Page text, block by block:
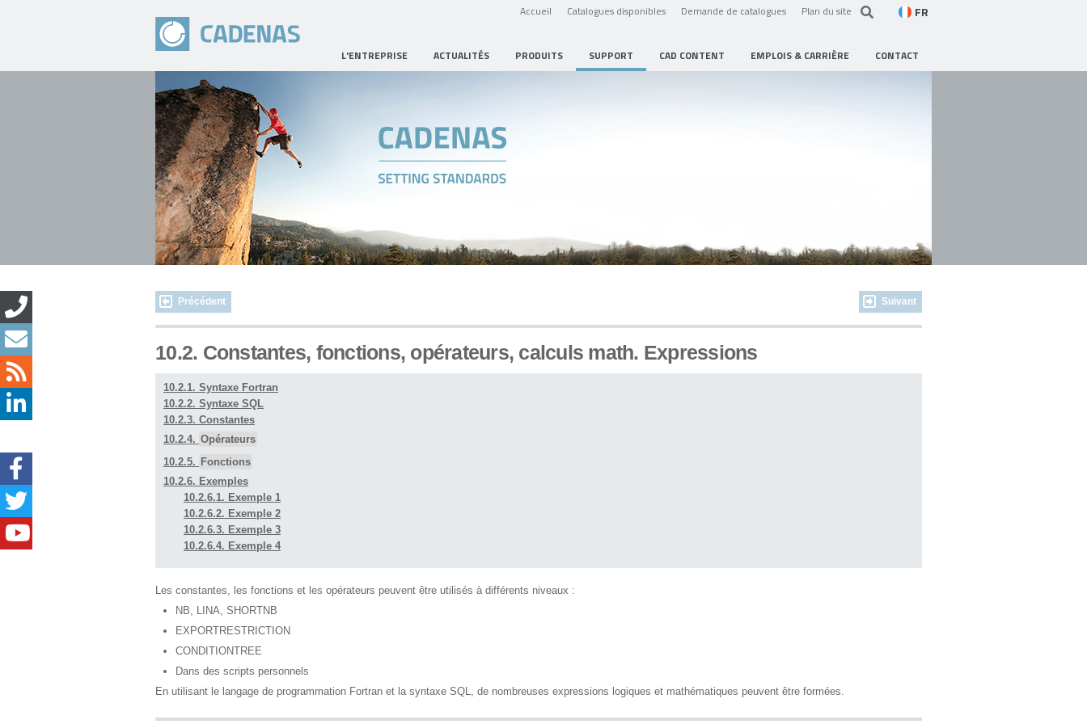
Accueil Catalogues disponibles Demande de catalogues Plan du site FR
L'ENTREPRISE ACTUALITÉS PRODUITS SUPPORT CAD CONTENT EMPLOIS & CARRIÈRE CONTACT
Précédent Suivant
10.2. Constantes, fonctions, opérateurs, calculs math. Expressions
10.2.1. Syntaxe Fortran
10.2.2. Syntaxe SQL
10.2.3. Constantes
10.2.4. Opérateurs
10.2.5. Fonctions
10.2.6. Exemples
10.2.6.1. Exemple 1
10.2.6.2. Exemple 2
10.2.6.3. Exemple 3
10.2.6.4. Exemple 4
Les constantes, les fonctions et les opérateurs peuvent être utilisés à différents niveaux :
NB, LINA, SHORTNB
EXPORTRESTRICTION
CONDITIONTREE
Dans des scripts personnels
En utilisant le langage de programmation Fortran et la syntaxe SQL, de nombreuses expressions logiques et mathématiques peuvent être formées.